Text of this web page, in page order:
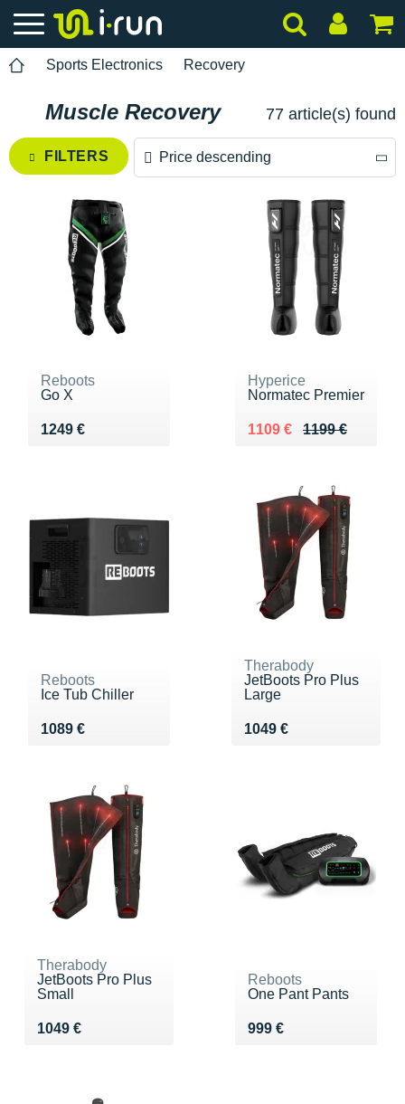
Sports Electronics Recovery
Muscle Recovery 77 article(s) found
FILTERS Price descending
Reboots
Go X
1249 €
Vendu 1249 €
Hyperice
Normatec Premier
1199 €
Au lieu de 1199 €
1109 €
Vendu 1109 €
Reboots
Ice Tub Chiller
1089 €
Vendu 1089 €
Therabody
JetBoots Pro Plus
Large
1049 €
Vendu 1049 €
Therabody
JetBoots Pro Plus
Small
1049 €
Vendu 1049 €
Reboots
One Pant Pants
999 €
Vendu 999 €